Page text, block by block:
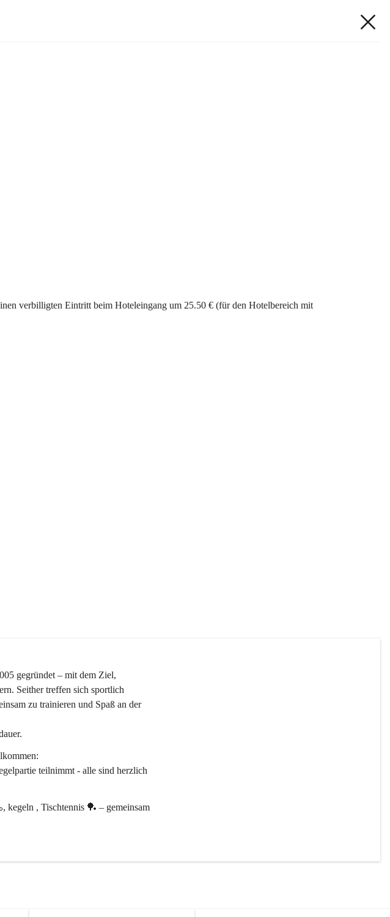
verbilligten Eintritt beim Hoteleingang um 25.50 € (für den Hotelbereich mit
gegründet – mit dem Ziel,
Seither treffen sich sportlich
zu trainieren und Spaß an der
teilnimmt - alle sind herzlich
kegeln , Tischtennis 🏓 – gemeinsam